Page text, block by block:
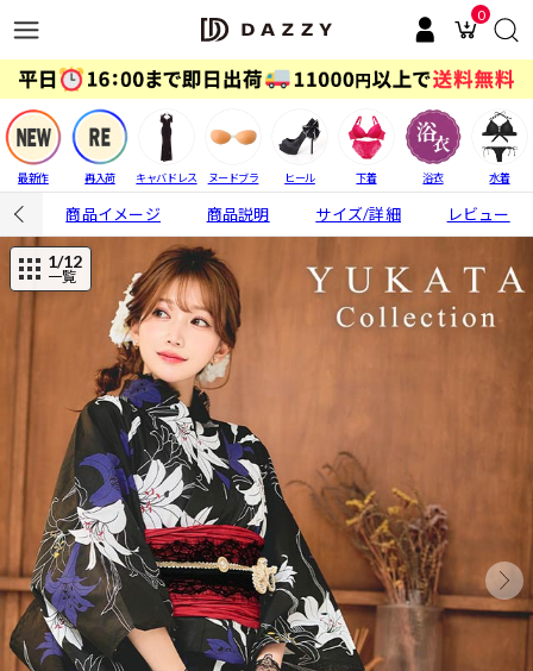
0
最新作 再入荷 キャバドレス ヌードブラ ヒール 下着 浴衣 水着
商品イメージ 商品説明 サイズ/詳細 レビュー
1/12
一覧